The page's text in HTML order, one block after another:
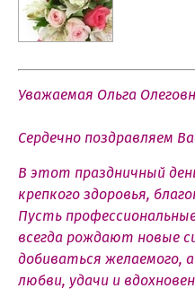
Уважаемая Ольга
Сердечно поздравляем
В этот праздничный
крепкого здоровья,
Пусть
всегда рождают новые
добиваться желаемого,
любви, удачи и